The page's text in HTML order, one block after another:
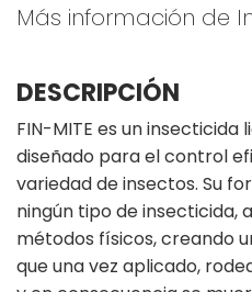
Más información de
DESCRIPCIÓN
FIN-MITE es un
diseñado para el control
variedad de insectos. Su
ningún tipo de
métodos físicos, creando
que una vez aplicado,